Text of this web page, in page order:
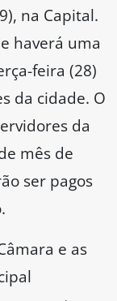
na Capital.
haverá uma
feira (28)
da cidade. O
da
mês de
ser pagos
e as